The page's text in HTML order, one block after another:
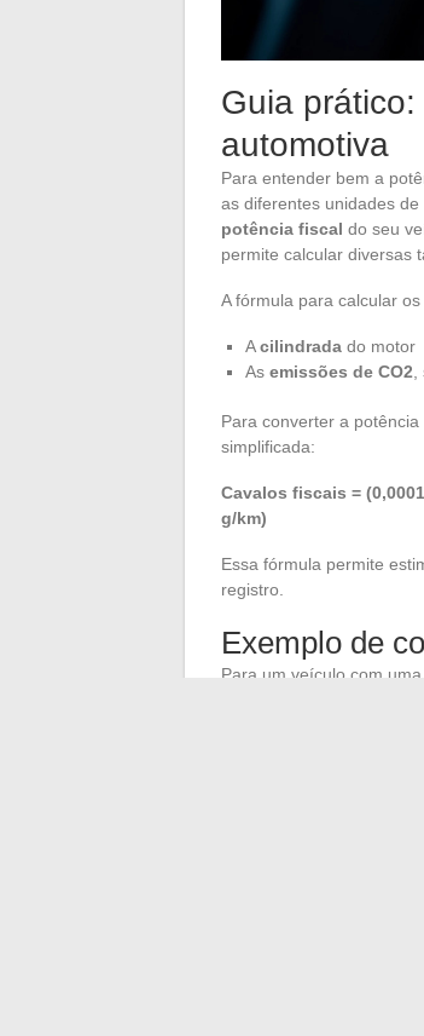
Guia
automotiva
Para entender bem a
as diferentes unidades de
potência fiscal do seu
permite calcular diversas
A fórmula para calcular os
Acilindrada do motor
As emissões de CO2
Para converter a potência
simplificada:
Cavalos fiscais =
g/km)
Essa fórmula permite
registro.
Exemplo de
Para um veículo com